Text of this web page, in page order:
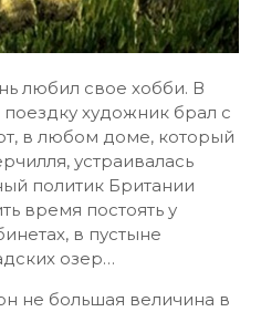
любил свое хобби. В
художник брал с
в любом доме, который
устраивалась
политик Британии
время постоять у
в пустыне
озер…
не большая величина в